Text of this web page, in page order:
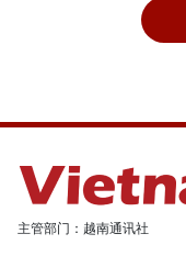
主管部门：越南通讯社